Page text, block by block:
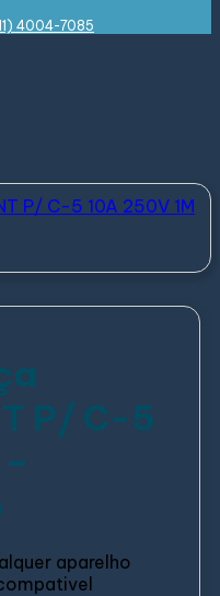
4004-7085
P/ C-5
aparelho